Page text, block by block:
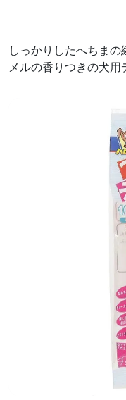
しっかりしたへちま
メルの香りつきの犬用